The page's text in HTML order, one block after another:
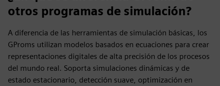
otros programas de simulación?
A diferencia de las herramientas de simulación básicas, los
GProms utilizan modelos basados en ecuaciones para crear
representaciones digitales de alta precisión de los procesos
del mundo real. Soporta simulaciones dinámicas y de
estado estacionario, detección suave, optimización en